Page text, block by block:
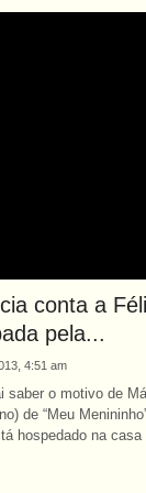
conta a
pela...
4:51 am
saber o motivo de
de “Meu
hospedado na casa